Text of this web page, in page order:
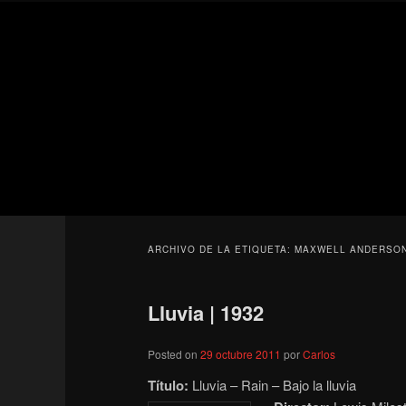
ARCHIVO DE LA ETIQUETA:MAXWELL
Lluvia | 1932
Posted on29 octubre 2011 porCarlos
Título: Lluvia – Rain – Bajo la lluvia